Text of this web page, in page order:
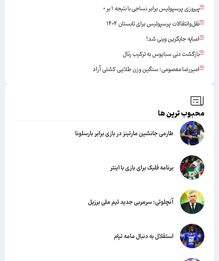
پیروزی پرسپولیس برابر نساجی با نتیجه ۱ بر ۰
نقل‌وانتقالات پرسپولیس برای تابستان ۱۴۰۴
امباپه جایگزین وینی شد!
بازگشت دنی سبایوس به ترکیب رئال
امیررضا معصومی؛ سنگین وزن طلایی کشتی آزاد
محبوب ترین ها
طارمی جانشین مارتینز در بازی برابر بارسلونا
برنامه فلیک برای بازی با اینتر
آنچلوتی؛ سرمربی جدید تیم ملی برزیل
استقلال به دنبال مامه تیام